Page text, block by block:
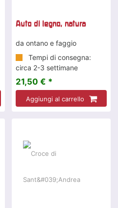
Auto di legno, natura
da ontano e faggio
Tempi di consegna:
circa 2-3 settimane
21,50 € *
Aggiungi al carrello